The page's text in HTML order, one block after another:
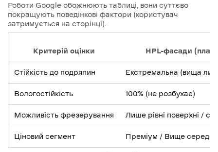
Роботи Google обожнюють таблиці, вони суттєво
покращують поведінкові фактори (користувач
затримується на сторінці).
Критерій оцінки HPL-фасади
Стійкість до подряпин Екстремальна (вища
Вологостійкість 100% (не розбухає)
Можливість фрезерування Лише рівні поверхні /
Ціновий сегмент Преміум / Вище